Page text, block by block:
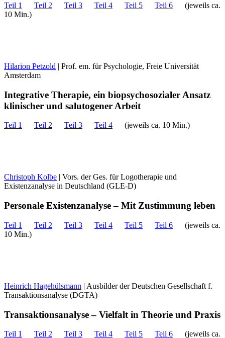
Teil 1
Teil 2 Teil 3 Teil 4 Teil 5 Teil 6 (jeweils ca.
10 Min.)
Hilarion Petzold | Prof. em. für Psychologie, Freie Universität
Amsterdam
Integrative Therapie, ein biopsychosozialer Ansatz
klinischer und salutogener Arbeit
Teil 1 Teil 2 Teil 3 Teil 4 (jeweils ca. 10 Min.)
Christoph Kolbe | Vors. der Ges. für Logotherapie und
Existenzanalyse in Deutschland (GLE-D)
Personale Existenzanalyse – Mit Zustimmung leben
Teil 1 Teil 2 Teil 3 Teil 4 Teil 5 Teil 6 (jeweils ca.
10 Min.)
Heinrich Hagehülsmann | Ausbilder der Deutschen Gesellschaft f.
Transaktionsanalyse (DGTA)
Transaktionsanalyse – Vielfalt in Theorie und Praxis
Teil 1 Teil 2 Teil 3 Teil 4 Teil 5 Teil 6 (jeweils ca.